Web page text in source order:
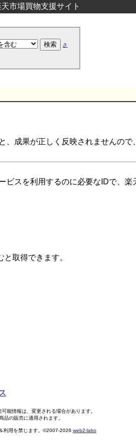
市場買物支援サイト
さ
成果が正しく反映されませんので
ビスを利用するのに必要なIDで、
と取得できます。
能情報は、変更される場合があります。
の販売に適用されます。
利用を禁じます。©2007-2026 web2-labo